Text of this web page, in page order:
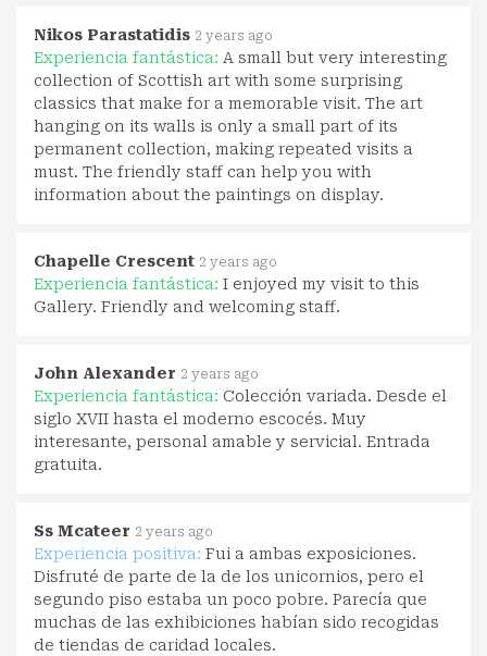
Nikos Parastatidis 2 years ago
Experiencia fantástica: A small but very interesting
collection of Scottish art with some surprising
classics that make for a memorable visit. The art
hanging on its walls is only a small part of its
permanent collection, making repeated visits a
must. The friendly staff can help you with
information about the paintings on display.
Chapelle Crescent 2 years ago
Experiencia fantástica: I enjoyed my visit to this
Gallery. Friendly and welcoming staff.
John Alexander 2 years ago
Experiencia fantástica: Colección variada. Desde el
siglo XVII hasta el moderno escocés. Muy
interesante, personal amable y servicial. Entrada
gratuita.
Ss Mcateer 2 years ago
Experiencia positiva: Fui a ambas exposiciones.
Disfruté de parte de la de los unicornios, pero el
segundo piso estaba un poco pobre. Parecía que
muchas de las exhibiciones habían sido recogidas
de tiendas de caridad locales.